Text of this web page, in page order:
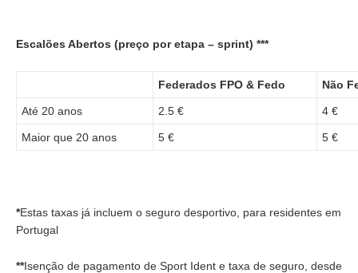
Escalões Abertos (preço por etapa – sprint) ***
Federados FPO & Fedo Não
Até 20 anos 2.5 € 4 €
Maior que 20 anos 5 € 5 €
*Estas taxas já incluem o seguro desportivo, para residentes em
Portugal
**Isenção de pagamento de Sport Ident e taxa de seguro, desde